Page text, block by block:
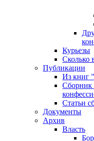
Курьезы
Сколько
Публикации
Из книг
Сборник
Статьи
Документы
Архив
Власть